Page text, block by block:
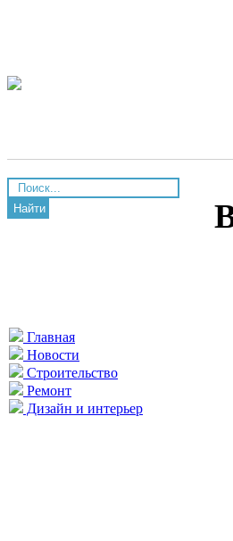
Найти
Главная
Новости
Строительство
Ремонт
Дизайн и интерьер